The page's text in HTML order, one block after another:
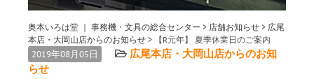
奥本いろは堂 ｜ 事務機・文具の総合センター > 店舗お知らせ > 広尾
本店・大岡山店からのお知らせ > 【R元年】 夏季休業日のご案内
2019年08月05日
広尾本店・大岡山店からのお知
らせ